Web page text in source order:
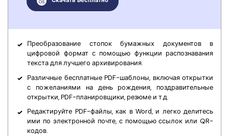
Преобразование стопок бумажных документов в
цифровой формат с помощью функции распознавания
текста для лучшего архивирования.
Различные бесплатные PDF-шаблоны, включая открытки
с пожеланиями на день рождения, поздравительные
открытки, PDF-планировщики, резюме и т.д.
Редактируйте PDF-файлы, как в Word, и легко делитесь
ими по электронной почте, с помощью ссылок или QR-
кодов.